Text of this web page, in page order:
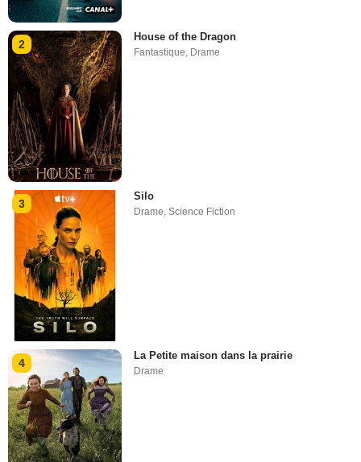
2
House of the Dragon
Fantastique Drame
3
Silo
Drame,Science Fiction
4
La Petite maison dans la prairie
Drame